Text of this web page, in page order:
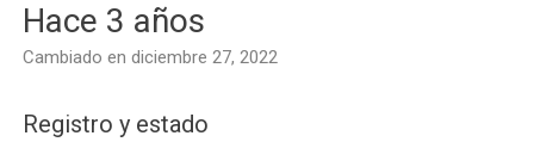
Hace 3 años
Cambiado en diciembre 27, 2022
Registro y estado